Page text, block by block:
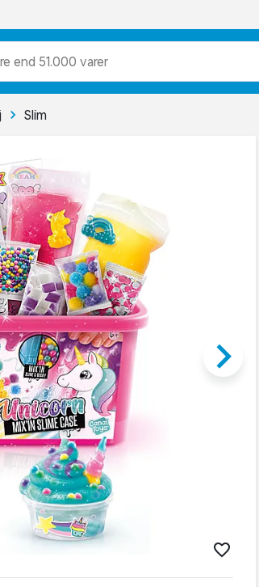
end 51.000 varer
Slim
keyboard_arrow_right